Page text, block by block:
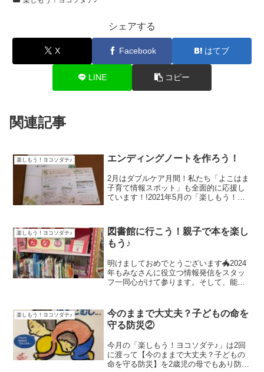
シェアする
X Facebook はてブ
LINE コピー
関連記事
楽しもう！ヨコソダテ♪ エンディングノートを作ろう！
2月はダブルケア月間！私たち「よこはま
子育て情報スポット」も全面的に応援し
ています！!2021年5月の「楽しもう！ヨ
重なることをいい、代表的なものに育児
と介護の同時進行...
楽しもう！ヨコソダテ♪
図書館に行こう！親子で本を楽し
もう♪
明けましておめでとうございます🐲2024
年もみなさんに役立つ情報発信をスタッ
フ一同心がけて参ります。そして、能登
方にいた方も無事でありますように。お
出かけ先で、どの時期...
楽しもう！ヨコソダテ♪
今のままで大丈夫？子どもの命を
守る防災②
今月の「楽しもう！ヨコソダテ♪」は2回
に渡って【今のままで大丈夫？子どもの
命を守る防災】を2歳児の母でもあり防災